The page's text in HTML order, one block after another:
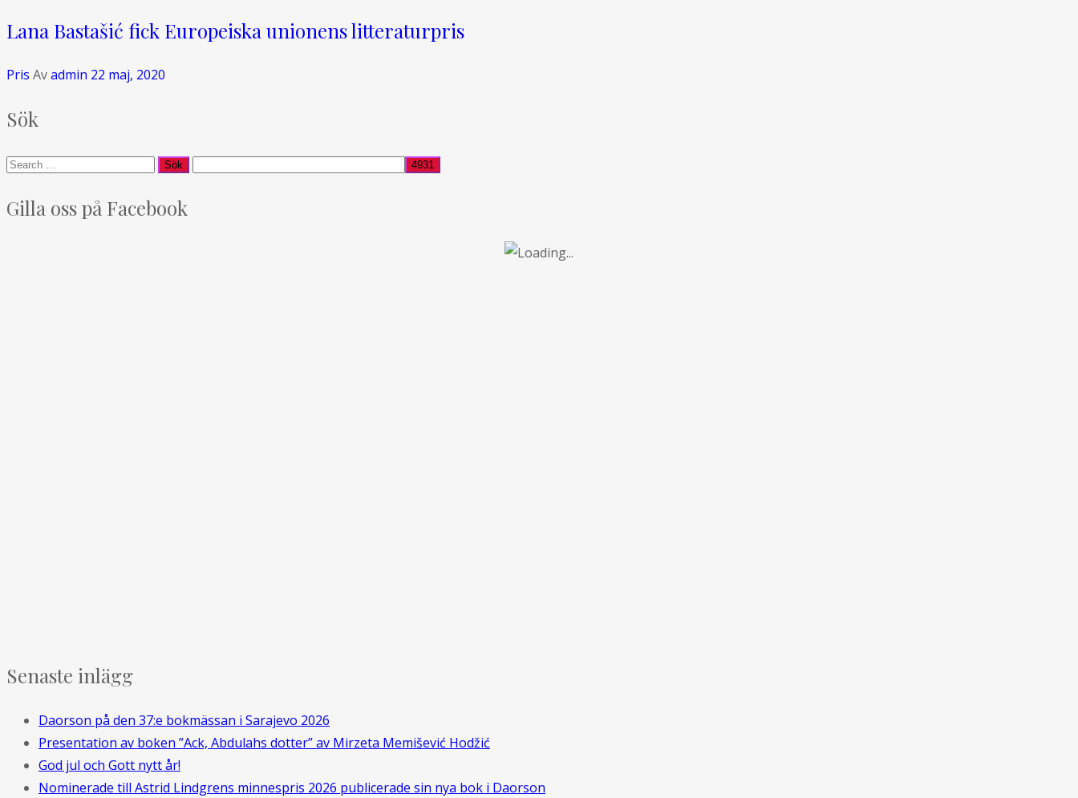
Lana Bastašić fick Europeiska unionens litteraturpris
Pris Avadmin 22 maj, 2020
Sök
Gilla oss på Facebook
Senaste inlägg
Daorson på den 37:e bokmässan i Sarajevo 2026
Presentation av boken ”Ack, Abdulahs dotter” av Mirzeta Memišević Hodžić
God jul och Gott nytt år!
Nominerade till Astrid Lindgrens minnespris 2026 publicerade sin nya bok i Daorson